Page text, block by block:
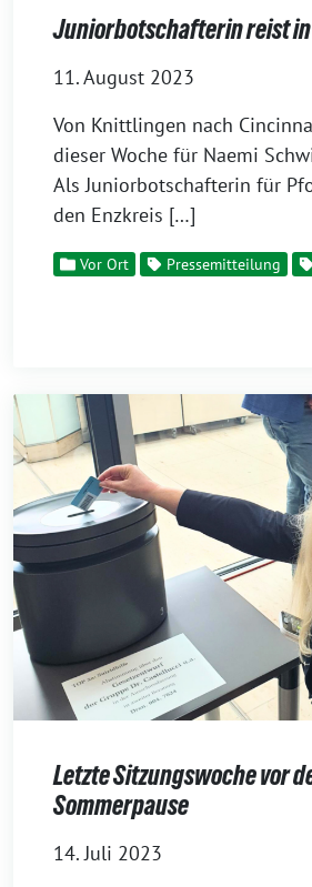
Juniorbotschafterin reist in
11. August 2023
Von Knittlingen nach
dieser Woche für Naemi
Als Juniorbotschafterin für
den Enzkreis […]
Vor Ort Pressemitteilung
Letzte Sitzungswoche vor
Sommerpause
14. Juli 2023